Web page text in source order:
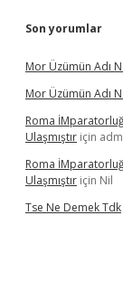
Son yorumlar
Mor Üzümün Adı
Mor Üzümün Adı
Roma
Ulaşmıştır için
Roma
Ulaşmıştır için Nil
Tse Ne Demek Tdk